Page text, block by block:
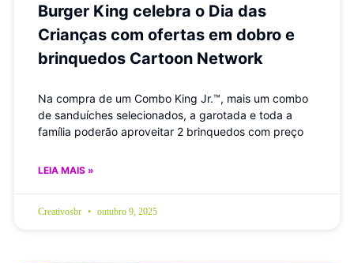
Burger King celebra o Dia das
Crianças com ofertas em dobro e
brinquedos Cartoon Network
Na compra de um Combo King Jr.™, mais um combo
de sanduíches selecionados, a garotada e toda a
família poderão aproveitar 2 brinquedos com preço
LEIA MAIS »
Creativosbr outubro 9, 2025